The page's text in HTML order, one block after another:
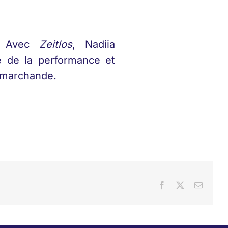
Avec Zeitlos, Nadiia
de la performance et
Facebook Email